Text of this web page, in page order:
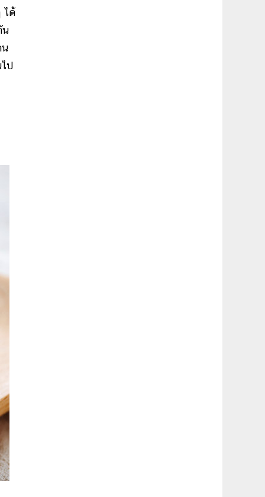
ได้
น
น
ป